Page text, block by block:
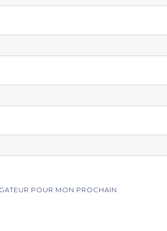
POUR MON PROCHAIN